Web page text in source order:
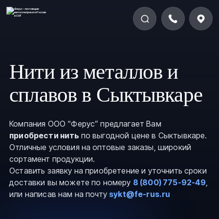
Нити из металлов и
сплавов в Сыктывкаре
Компания ООО “Ферус” предлагает Вам
приобрести нить по выгодной цене в Сыктывкаре.
Отличные условия на оптовые заказы, широкий
сортамент продукции.
Оставить заявку на приобретение и уточнить сроки
доставки вы можете по номеру 8 (800) 775-92-49,
или написав нам на почту sykt@fe-rus.ru